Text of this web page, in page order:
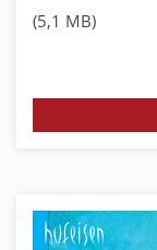
(5,1 MB)